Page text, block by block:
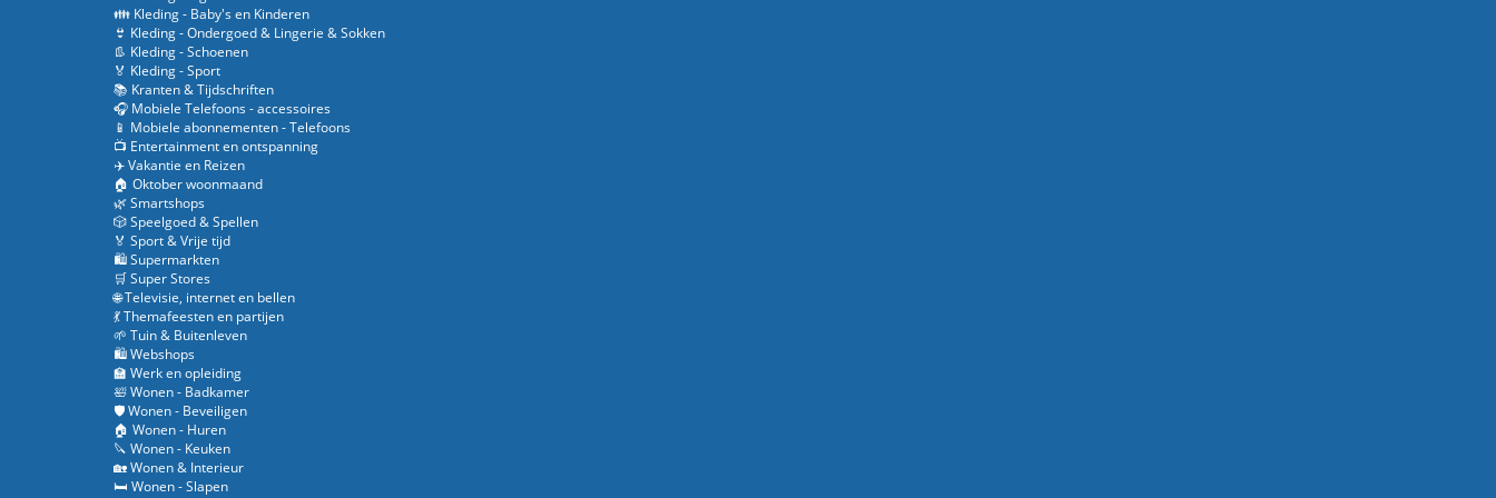
👪 Kleding - Baby's en Kinderen
👙 Kleding - Ondergoed & Lingerie & Sokken
👢 Kleding - Schoenen
🏅 Kleding - Sport
📚 Kranten & Tijdschriften
🎧 Mobiele Telefoons - accessoires
📱 Mobiele abonnementen - Telefoons
📺 Entertainment en ontspanning
✈️ Vakantie en Reizen
🏠 Oktober woonmaand
🌿 Smartshops
🎲 Speelgoed & Spellen
🏅 Sport & Vrije tijd
🛍️ Supermarkten
🛒 Super Stores
🌐 Televisie, internet en bellen
💃 Themafeesten en partijen
🌱 Tuin & Buitenleven
🛍️ Webshops
🏫 Werk en opleiding
🛀 Wonen - Badkamer
🛡️ Wonen - Beveiligen
🏠 Wonen - Huren
🔪 Wonen - Keuken
🏡 Wonen & Interieur
🛏️ Wonen - Slapen